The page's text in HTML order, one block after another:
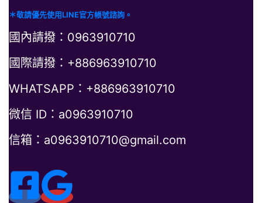
＊敬請優先使用LINE官方帳號諮詢。
國內請撥：0963910710
國際請撥：+886963910710
WHATSAPP：+886963910710
微信 ID：a0963910710
信箱：a0963910710@gmail.com